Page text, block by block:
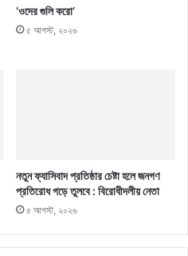
‘ওদের গুলি করো’
৫ আগস্ট, ২০২৬
নতুন ফ্যাসিবাদ প্রতিষ্ঠার চেষ্টা হলে জনগণ
প্রতিরোধ গড়ে তুলবে : বিরোধীদলীয় নেতা
৫ আগস্ট, ২০২৬